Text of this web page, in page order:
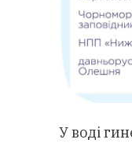
У воді